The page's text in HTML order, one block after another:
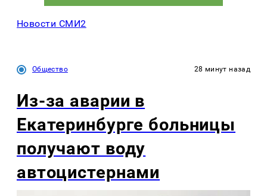
Новости СМИ2
Общество 28 минут назад
Из-за аварии в
Екатеринбурге больницы
получают воду
автоцистернами